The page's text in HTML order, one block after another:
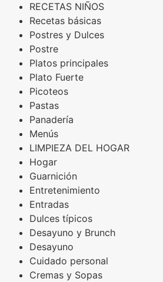
RECETAS NIÑOS
Recetas básicas
Postres y Dulces
Postre
Platos principales
Plato Fuerte
Picoteos
Pastas
Panadería
Menús
LIMPIEZA DEL HOGAR
Hogar
Guarnición
Entretenimiento
Entradas
Dulces típicos
Desayuno y Brunch
Desayuno
Cuidado personal
Cremas y Sopas